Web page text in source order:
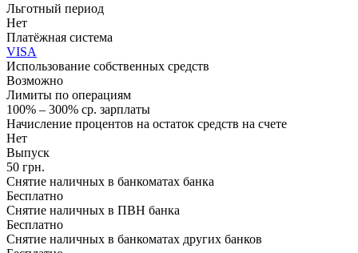
Льготный период
Нет
Платёжная система
VISA
Использование собственных средств
Возможно
Лимиты по операциям
100% – 300% ср. зарплаты
Начисление процентов на остаток средств на счете
Нет
Выпуск
50 грн.
Снятие наличных в банкоматах банка
Бесплатно
Снятие наличных в ПВН банка
Бесплатно
Снятие наличных в банкоматах других банков